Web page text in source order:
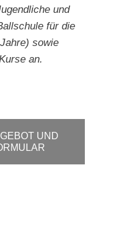
und
für die
sowie
an.
UND